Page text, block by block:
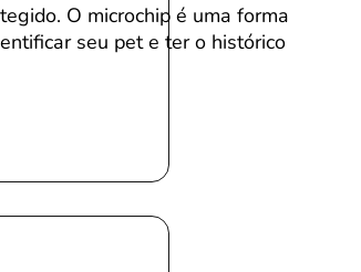
O microchip é uma forma
seu pet e ter o histórico